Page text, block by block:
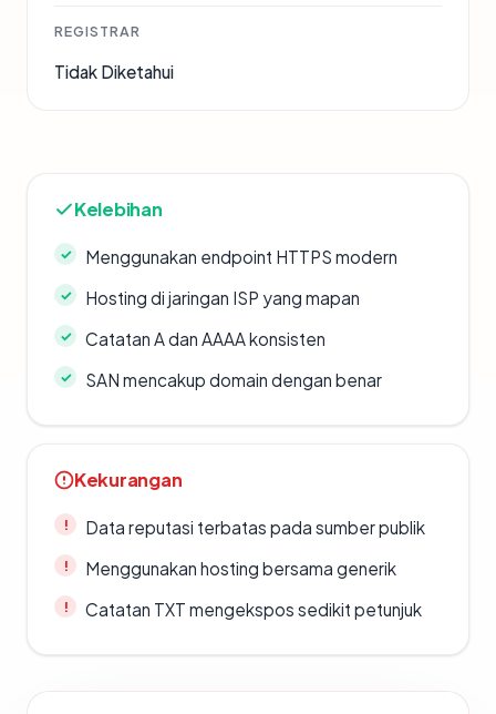
REGISTRAR
Tidak Diketahui
Kelebihan
Menggunakan endpoint HTTPS modern
Hosting di jaringan ISP yang mapan
Catatan A dan AAAA konsisten
SAN mencakup domain dengan benar
Kekurangan
Data reputasi terbatas pada sumber publik
Menggunakan hosting bersama generik
Catatan TXT mengekspos sedikit petunjuk